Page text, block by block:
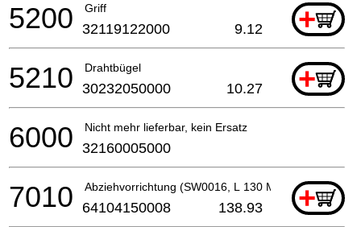
Griff +
5200 32119122000 9.12
Drahtbügel +
5210 30232050000 10.27
Nicht mehr lieferbar, kein Ersatz
6000 32160005000
Abziehvorrichtung (SW0016, L 130 MM, M 12)
+
7010 64104150008 138.93